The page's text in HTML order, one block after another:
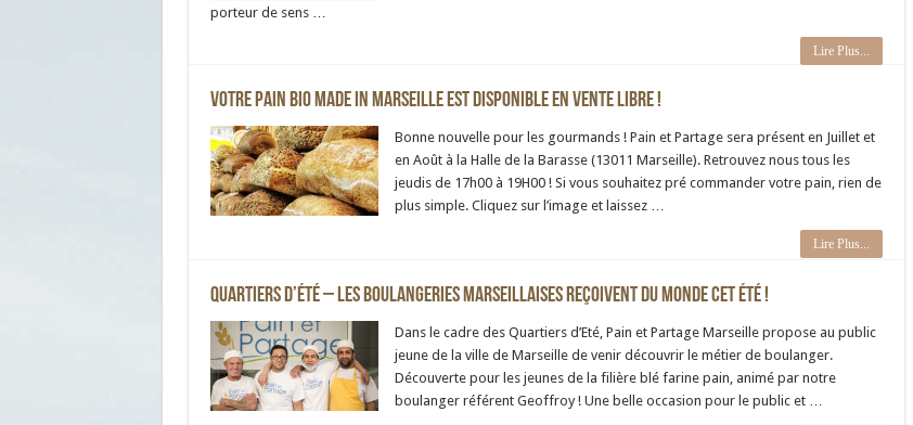
porteur de sens …
Lire Plus...
Votre pain bio Made in Marseille est disponible en vente libre !
Bonne nouvelle pour les gourmands ! Pain et Partage sera présent en Juillet et
en Août à la Halle de la Barasse (13011 Marseille). Retrouvez nous tous les
jeudis de 17h00 à 19H00 ! Si vous souhaitez pré commander votre pain, rien de
plus simple. Cliquez sur l’image et laissez …
Lire Plus...
Quartiers d’été – Les boulangeries Marseillaises reçoivent du monde cet été !
Dans le cadre des Quartiers d’Eté, Pain et Partage Marseille propose au public
jeune de la ville de Marseille de venir découvrir le métier de boulanger.
Découverte pour les jeunes de la filière blé farine pain, animé par notre
boulanger référent Geoffroy ! Une belle occasion pour le public et …